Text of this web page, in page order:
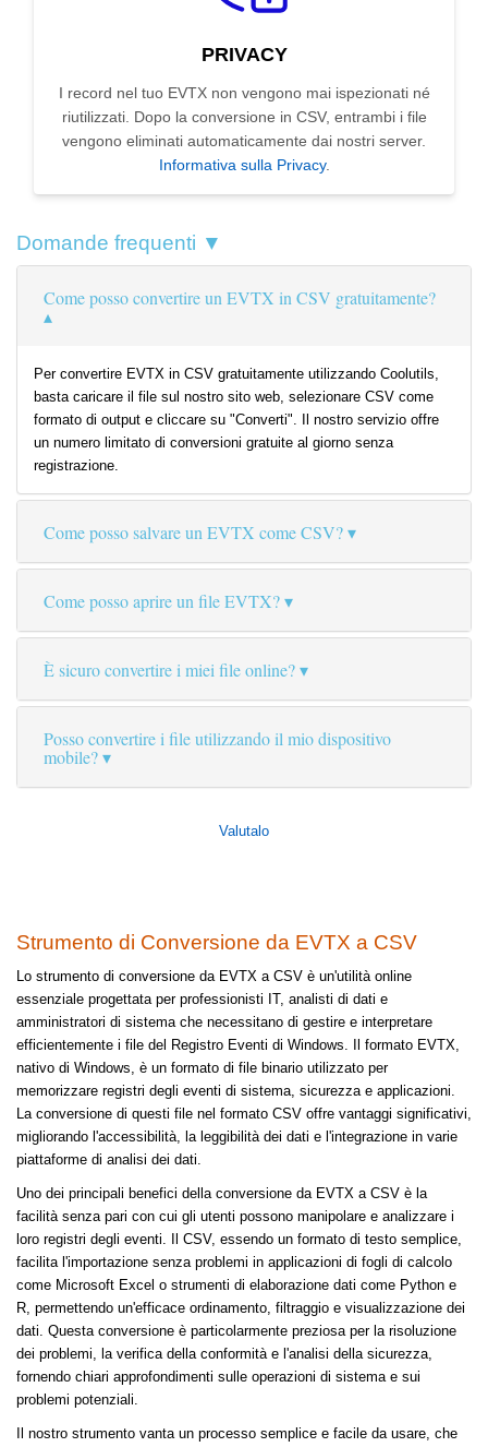
PRIVACY
I record nel tuo EVTX non vengono mai ispezionati né
riutilizzati. Dopo la conversione in CSV, entrambi i file
vengono eliminati automaticamente dai nostri server.
Informativa sulla Privacy.
Domande frequenti ▼
Come posso convertire un EVTX in CSV gratuitamente?
Per convertire EVTX in CSV gratuitamente utilizzando Coolutils,
basta caricare il file sul nostro sito web, selezionare CSV come
formato di output e cliccare su "Converti". Il nostro servizio offre
un numero limitato di conversioni gratuite al giorno senza
registrazione.
Come posso salvare un EVTX come CSV?
Come posso aprire un file EVTX?
È sicuro convertire i miei file online?
Posso convertire i file utilizzando il mio dispositivo
mobile?
Valutalo
Strumento di Conversione da EVTX a CSV
Lo strumento di conversione da EVTX a CSV è un'utilità online
essenziale progettata per professionisti IT, analisti di dati e
amministratori di sistema che necessitano di gestire e interpretare
efficientemente i file del Registro Eventi di Windows. Il formato EVTX,
nativo di Windows, è un formato di file binario utilizzato per
memorizzare registri degli eventi di sistema, sicurezza e applicazioni.
La conversione di questi file nel formato CSV offre vantaggi significativi,
migliorando l'accessibilità, la leggibilità dei dati e l'integrazione in varie
piattaforme di analisi dei dati.
Uno dei principali benefici della conversione da EVTX a CSV è la
facilità senza pari con cui gli utenti possono manipolare e analizzare i
loro registri degli eventi. Il CSV, essendo un formato di testo semplice,
facilita l'importazione senza problemi in applicazioni di fogli di calcolo
come Microsoft Excel o strumenti di elaborazione dati come Python e
R, permettendo un'efficace ordinamento, filtraggio e visualizzazione dei
dati. Questa conversione è particolarmente preziosa per la risoluzione
dei problemi, la verifica della conformità e l'analisi della sicurezza,
fornendo chiari approfondimenti sulle operazioni di sistema e sui
problemi potenziali.
Il nostro strumento vanta un processo semplice e facile da usare, che